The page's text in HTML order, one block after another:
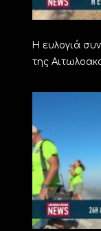
Η ευλογιά
της